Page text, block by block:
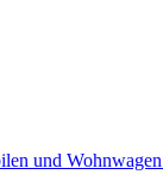
und Wohnwagen